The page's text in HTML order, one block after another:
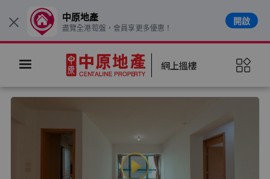
網上搵樓
× 中原地產
盡覽全港筍盤，會員享更多優惠！
開啟